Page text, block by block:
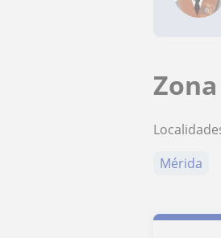
Mérida